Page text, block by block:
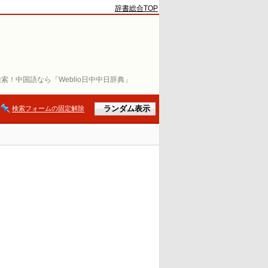
！中国語なら「Weblio日中中日辞典」
辞書総合TOP
検索フォームの固定解除